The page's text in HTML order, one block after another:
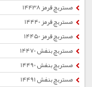
مستربچ قرمز 14438
مستربچ قرمز 14440
مستربچ قرمز 14450
مستربچ بنفش 14470
مستربچ بنفش 14490
مستربچ بنفش 14491